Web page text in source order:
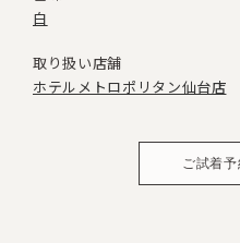
白
取り扱い店舗
ホテルメトロポリタン仙台店
ご試着